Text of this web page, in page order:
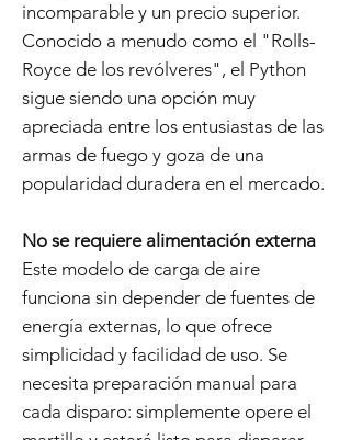
incomparable y un precio superior.
Conocido a menudo como el "Rolls-
Royce de los revólveres", el Python
sigue siendo una opción muy
apreciada entre los entusiastas de las
armas de fuego y goza de una
popularidad duradera en el mercado.
No se requiere alimentación externa
Este modelo de carga de aire
funciona sin depender de fuentes de
energía externas, lo que ofrece
simplicidad y facilidad de uso. Se
necesita preparación manual para
cada disparo: simplemente opere el